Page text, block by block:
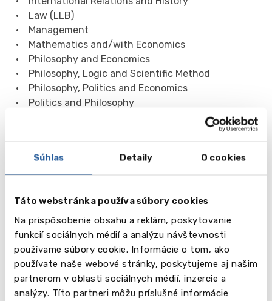
Súhlas Detaily O cookies
Táto webstránka používa súbory cookies
Na prispôsobenie obsahu a reklám, poskytovanie
funkcií sociálnych médií a analýzu návštevnosti
používame súbory cookie. Informácie o tom, ako
používate naše webové stránky, poskytujeme aj našim
partnerom v oblasti sociálnych médií, inzercie a
analýzy. Títo partneri môžu príslušné informácie
• Law (LLB)
• Management
• Mathematics and/with Economics
• Philosophy and Economics
• Philosophy, Logic and Scientific Method
• Philosophy, Politics and Economics
• Politics and Philosophy
• Social Policy with Government
• Sociology
Galéria